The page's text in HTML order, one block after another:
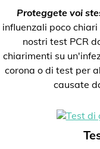
Proteggete voi
influenzali poco
nostri test PCR
chiarimenti su
corona o di test per
causate